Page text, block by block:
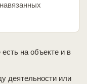
на объекте и в
деятельности или